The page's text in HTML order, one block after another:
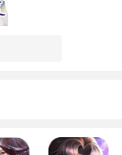
本可以靠主线任